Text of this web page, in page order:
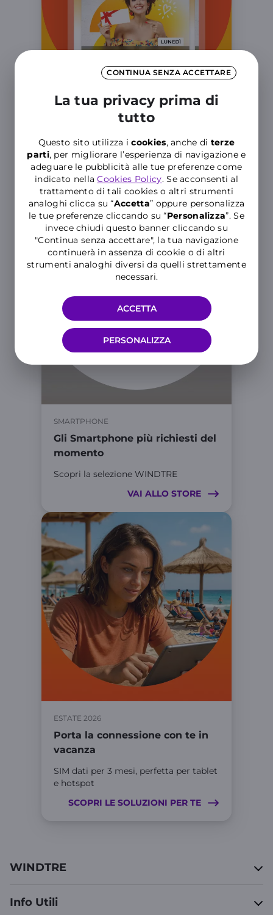
CONTINUA SENZA ACCETTARE
La tua privacy prima di
tutto
Questo sito utilizza icookies, anche di terze
parti, per migliorare l’esperienza di navigazione e
adeguare le pubblicità alle tue preferenze come
indicato nellaCookies Policy. Se acconsenti al
trattamento di tali cookies o altri strumenti
analoghi clicca su “Accetta” oppure personalizza
le tue preferenze cliccando su “Personalizza”. Se
invece chiudi questo banner cliccando su
"Continua senza accettare", la tua navigazione
continuerà in assenza di cookie o di altri
strumenti analoghi diversi da quelli strettamente
necessari.
PERSONALIZZA
ACCETTA
Hai già controllato il regalo
WINDAY di oggi?
Premi, sconti e sorprese ogni giorno
SCOPRI IL TUO REGALO
SMARTPHONE
Gli Smartphone più richiesti del
momento
Scopri la selezione WINDTRE
VAI ALLO STORE
ESTATE 2026
Porta la connessione con te in
vacanza
SIM dati per 3 mesi, perfetta per tablet
e hotspot
SCOPRI LE SOLUZIONI PER TE
WINDTRE
Info Utili